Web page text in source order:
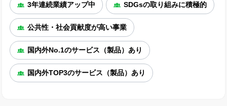
3年連続業績アップ中 SDGsの取り組みに積極的
公共性・社会貢献度が高い事業
国内外No.1のサービス（製品）あり
国内外TOP3のサービス（製品）あり